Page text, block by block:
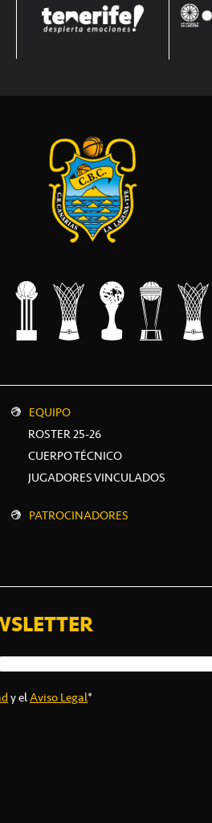
EQUIPO
ROSTER 25-26
CUERPO TÉCNICO
JUGADORES VINCULADOS
PATROCINADORES
y elAviso Legal*